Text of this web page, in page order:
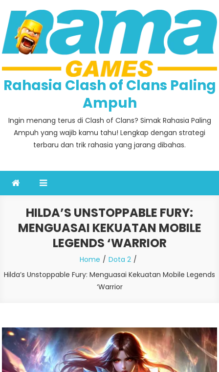
content
Rahasia Clash of Clans Paling
Ampuh
Ingin menang terus di Clash of Clans? Simak Rahasia Paling
Ampuh yang wajib kamu tahu! Lengkap dengan strategi
terbaru dan trik rahasia yang jarang dibahas.
HILDA’S UNSTOPPABLE FURY:
MENGUASAI KEKUATAN MOBILE
LEGENDS ‘WARRIOR
Home
Dota 2
Hilda’s Unstoppable Fury: Menguasai Kekuatan Mobile Legends
‘Warrior